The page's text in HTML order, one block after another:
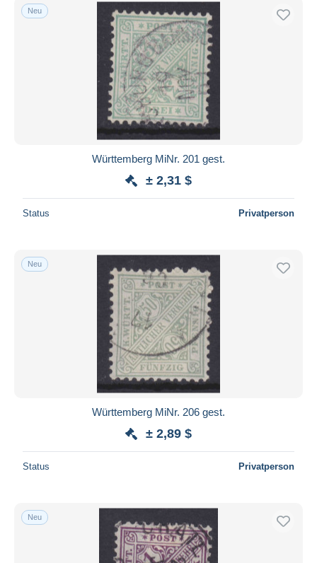
Neu
Württemberg MiNr. 201 gest.
± 2,31 $
Status Privatperson
Neu
Württemberg MiNr. 206 gest.
± 2,89 $
Status Privatperson
Neu